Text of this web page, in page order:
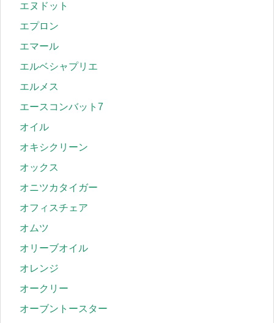
エヌドット
エプロン
エマール
エルベシャプリエ
エルメス
エースコンバット7
オイル
オキシクリーン
オックス
オニツカタイガー
オフィスチェア
オムツ
オリーブオイル
オレンジ
オークリー
オーブントースター